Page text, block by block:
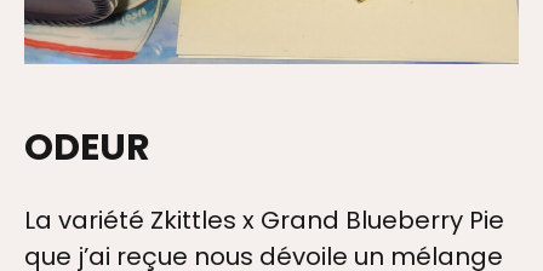
ODEUR
La variété Zkittles x Grand Blueberry Pie
que j’ai reçue nous dévoile un mélange